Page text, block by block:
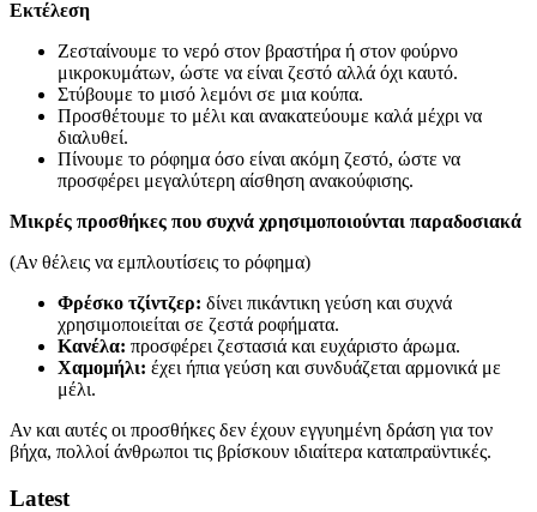
Εκτέλεση
Ζεσταίνουμε το νερό στον βραστήρα ή στον φούρνο
μικροκυμάτων, ώστε να είναι ζεστό αλλά όχι καυτό.
Στύβουμε το μισό λεμόνι σε μια κούπα.
Προσθέτουμε το μέλι και ανακατεύουμε καλά μέχρι να
διαλυθεί.
Πίνουμε το ρόφημα όσο είναι ακόμη ζεστό, ώστε να
προσφέρει μεγαλύτερη αίσθηση ανακούφισης.
Μικρές προσθήκες που συχνά χρησιμοποιούνται παραδοσιακά
(Αν θέλεις να εμπλουτίσεις το ρόφημα)
Φρέσκο τζίντζερ: δίνει πικάντικη γεύση και συχνά
χρησιμοποιείται σε ζεστά ροφήματα.
Κανέλα: προσφέρει ζεστασιά και ευχάριστο άρωμα.
Χαμομήλι: έχει ήπια γεύση και συνδυάζεται αρμονικά με
μέλι.
Αν και αυτές οι προσθήκες δεν έχουν εγγυημένη δράση για τον
βήχα, πολλοί άνθρωποι τις βρίσκουν ιδιαίτερα καταπραϋντικές.
Latest